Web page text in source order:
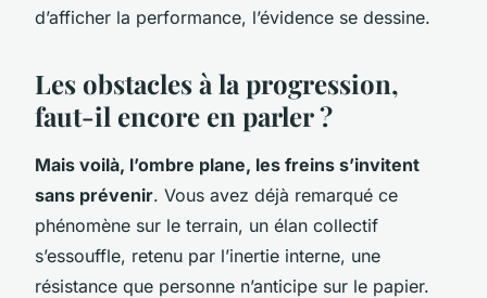
d’afficher la performance, l’évidence se dessine.
Les obstacles à la progression,
faut-il encore en parler ?
Mais voilà, l’ombre plane, les freins s’invitent
sans prévenir. Vous avez déjà remarqué ce
phénomène sur le terrain, un élan collectif
s’essouffle, retenu par l’inertie interne, une
résistance que personne n’anticipe sur le papier.